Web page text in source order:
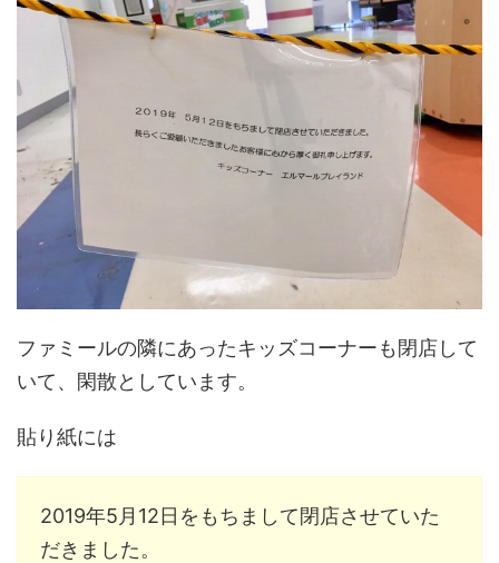
ファミールの隣にあったキッズコーナーも閉店して
いて、閑散としています。
貼り紙には
2019年5月12日をもちまして閉店させていた
だきました。